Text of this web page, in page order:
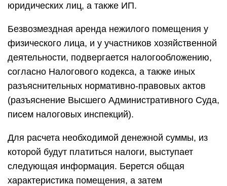
юридических лиц, а также ИП.
Безвозмездная аренда нежилого помещения у
физического лица, и у участников хозяйственной
деятельности, подвергается налогообложению,
согласно Налогового кодекса, а также иных
разъяснительных нормативно-правовых актов
(разъяснение Высшего Административного Суда,
писем налоговых инспекций).
Для расчета необходимой денежной суммы, из
которой будут платиться налоги, выступает
следующая информация. Берется общая
характеристика помещения, а затем